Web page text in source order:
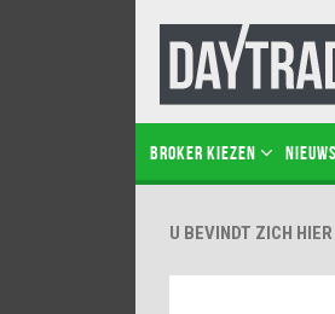
BROKER KIEZEN NIEUWS
U BEVINDT ZICH HIER